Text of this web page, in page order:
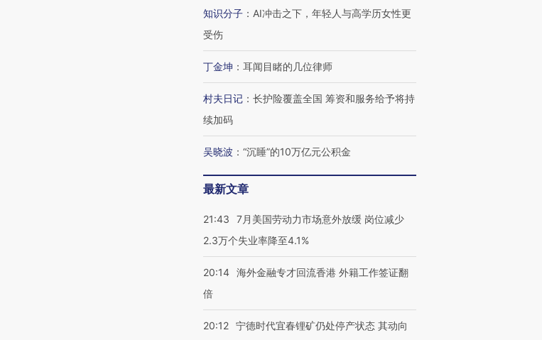
知识分子 ： AI冲击之下，年轻人与高学历女性更
受伤
丁金坤 ： 耳闻目睹的几位律师
村夫日记 ： 长护险覆盖全国 筹资和服务给予将持
续加码
吴晓波 ： “沉睡”的10万亿元公积金
最新文章
21:43
7月美国劳动力市场意外放缓 岗位减少
2.3万个失业率降至4.1%
20:14 海外金融专才回流香港 外籍工作签证翻
倍
20:12 宁德时代宜春锂矿仍处停产状态 其动向